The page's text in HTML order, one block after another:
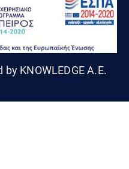
KNOWLEDGE A.E.